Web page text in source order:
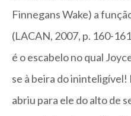
Finnegans Wake) a
(LACAN, 2007, p. 160-
é o escabelo no qual
se à beira do
abriu para ele do alto de